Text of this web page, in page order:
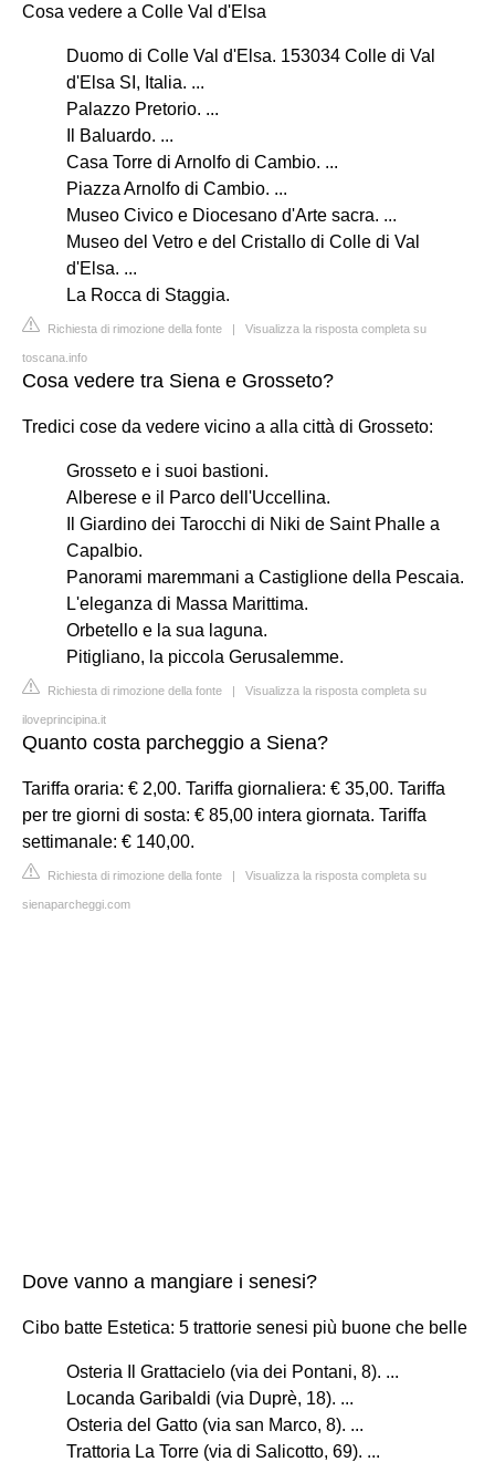
Cosa vedere a Colle Val d'Elsa
Duomo di Colle Val d'Elsa. 153034 Colle di Val
d'Elsa SI, Italia. ...
Palazzo Pretorio. ...
Il Baluardo. ...
Casa Torre di Arnolfo di Cambio. ...
Piazza Arnolfo di Cambio. ...
Museo Civico e Diocesano d'Arte sacra. ...
Museo del Vetro e del Cristallo di Colle di Val
d'Elsa. ...
La Rocca di Staggia.
Richiesta di rimozione della fonte | Visualizza la risposta completa su
toscana.info
Cosa vedere tra Siena e Grosseto?
Tredici cose da vedere vicino a alla città di Grosseto:
Grosseto e i suoi bastioni.
Alberese e il Parco dell'Uccellina.
Il Giardino dei Tarocchi di Niki de Saint Phalle a
Capalbio.
Panorami maremmani a Castiglione della Pescaia.
L'eleganza di Massa Marittima.
Orbetello e la sua laguna.
Pitigliano, la piccola Gerusalemme.
Richiesta di rimozione della fonte | Visualizza la risposta completa su
iloveprincipina.it
Quanto costa parcheggio a Siena?
Tariffa oraria: € 2,00. Tariffa giornaliera: € 35,00. Tariffa
per tre giorni di sosta: € 85,00 intera giornata. Tariffa
settimanale: € 140,00.
Richiesta di rimozione della fonte | Visualizza la risposta completa su
sienaparcheggi.com
Dove vanno a mangiare i senesi?
Cibo batte Estetica: 5 trattorie senesi più buone che belle
Osteria Il Grattacielo (via dei Pontani, 8). ...
Locanda Garibaldi (via Duprè, 18). ...
Osteria del Gatto (via san Marco, 8). ...
Trattoria La Torre (via di Salicotto, 69). ...